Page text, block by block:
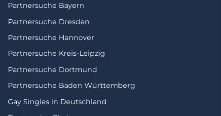
Partnersuche Bayern
Partnersuche Dresden
Partnersuche Hannover
Partnersuche Kreis-Leipzig
Partnersuche Dortmund
Partnersuche Baden Württemberg
Gay Singles in Deutschland